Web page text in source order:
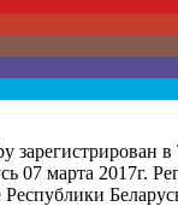
зарегистрирован в
07 марта 2017г.
Республики